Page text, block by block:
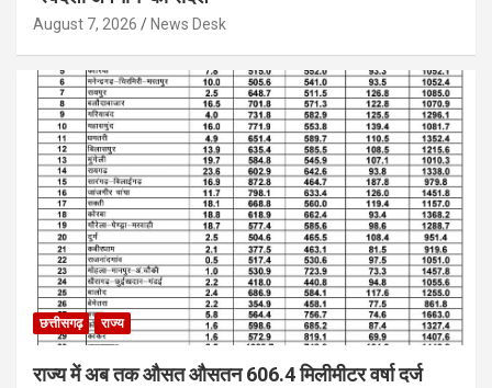
August 7, 2026 News Desk
छत्तीसगढ़ राज्य
राज्य में अब तक औसत औसतन 606.4 मिलीमीटर वर्षा दर्ज